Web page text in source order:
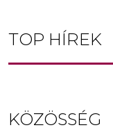
TOP HÍREK
KÖZÖSSÉG